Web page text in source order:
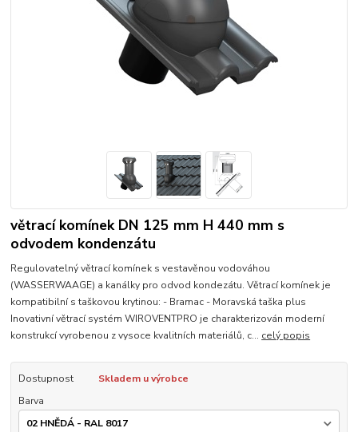
větrací komínek DN 125 mm H 440 mm s
odvodem kondenzátu
Regulovatelný větrací komínek s vestavěnou vodováhou
(WASSERWAAGE) a kanálky pro odvod kondezátu. Větrací komínek je
kompatibilní s taškovou krytinou: - Bramac - Moravská taška plus
Inovativní větrací systém WIROVENTPRO je charakterizován moderní
konstrukcí vyrobenou z vysoce kvalitních materiálů, c... celý popis
Dostupnost
Skladem u výrobce
Barva